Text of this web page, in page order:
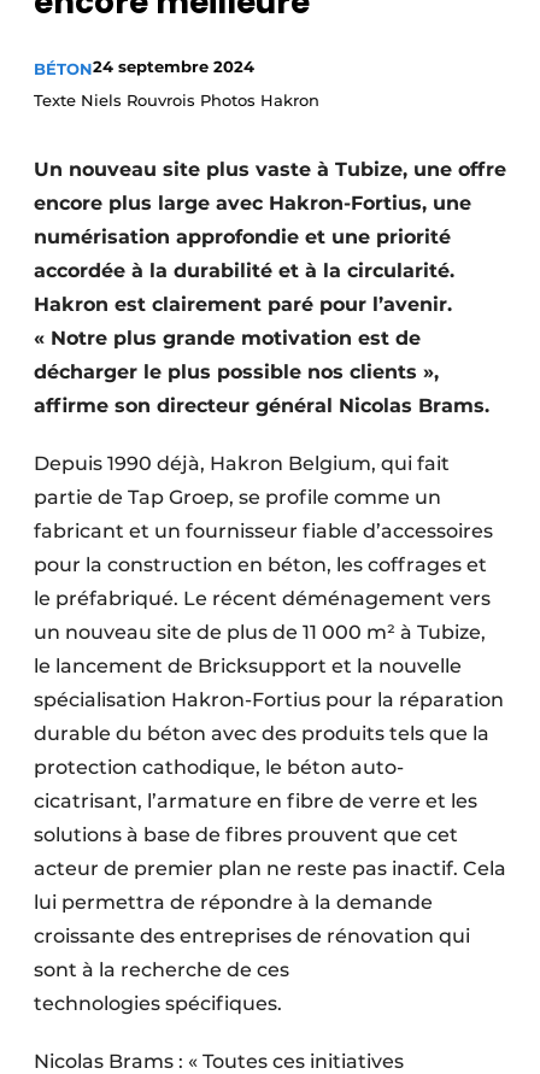
Video’s
Construction bois
Contrôle d’accès
Éclairage
Fondations
Façades
Géotextiles
Infrastructures souterraines et égouttage
Protection solaire
Rénovation
Sécurité incendie
Software
Techniques ferroviaires
Travaux ferroviaires
BÉTON24 septembre 2024
Texte Niels Rouvrois Photos Hakron
Un nouveau site plus vaste à Tubize, une offre
encore plus large avec Hakron-Fortius, une
numérisation approfondie et une priorité
accordée à la durabilité et à la circularité.
Hakron est clairement paré pour l’avenir.
« Notre plus grande motivation est de
décharger le plus possible nos clients »,
affirme son directeur général Nicolas Brams.
Depuis 1990 déjà, Hakron Belgium, qui fait
partie de Tap Groep, se profile comme un
fabricant et un fournisseur fiable d’accessoires
pour la construction en béton, les coffrages et
le préfabriqué. Le récent déménagement vers
un nouveau site de plus de 11 000 m² à Tubize,
le lancement de Bricksupport et la nouvelle
spécialisation Hakron-Fortius pour la réparation
durable du béton avec des produits tels que la
protection cathodique, le béton auto-
cicatrisant, l’armature en fibre de verre et les
solutions à base de fibres prouvent que cet
acteur de premier plan ne reste pas inactif. Cela
lui permettra de répondre à la demande
croissante des entreprises de rénovation qui
sont à la recherche de ces
technologies spécifiques.
Nicolas Brams : « Toutes ces initiatives